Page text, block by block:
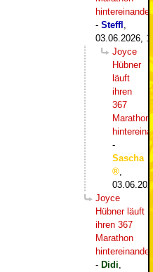
hintereinander
- Steffl ,
03.06.2026,
Joyce
Hübner
läuft
ihren
367
Marathon
-
Sascha
,
Joyce
Hübner läuft
ihren 367
Marathon
hintereinander
- Didi,